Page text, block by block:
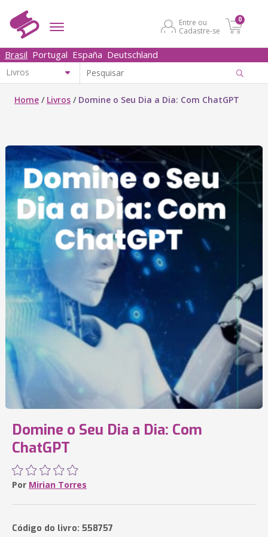
Entre ou
Cadastre-se
0
Brasil Portugal España Deutschland
Home / Livros / Domine o Seu Dia a Dia: Com ChatGPT
Domine o Seu Dia a Dia: Com
ChatGPT
Por Mirian Torres
Código do livro: 558757